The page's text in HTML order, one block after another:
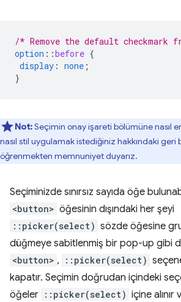
/* Remove the default
option ::before {
display : none ;
}
Not:Seçimin onay işareti bölümüne nasıl
nasıl stil uygulamak istediğiniz hakkındaki geri
öğrenmekten memnuniyet duyarız.
Seçiminizde sınırsız sayıda öğe
<button> öğesinin dışındaki her şeyi
::picker(select) sözde öğesine
düğmeye sabitlenmiş bir pop-up gibi
<button> , ::picker(select)
kapatır. Seçimin doğrudan içindeki
öğeler ::picker(select) içine